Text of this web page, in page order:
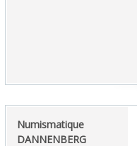
‎Numismatique
DANNENBERG